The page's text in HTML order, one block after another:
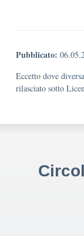
Pubblicato:
Eccetto dove
rilasciato sotto